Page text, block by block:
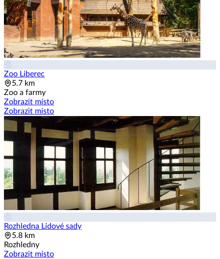
Zoo Liberec
5.7 km
Zoo a farmy
Zobrazit místo
Zobrazit místo
Rozhledna Lidové sady
5.8 km
Rozhledny
Zobrazit místo